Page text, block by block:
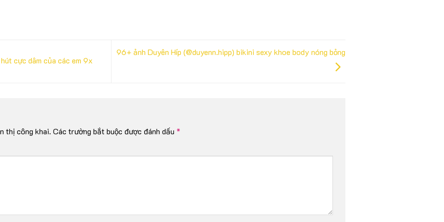
cực dâm của các em 9x
96+ ảnh Duyên Híp (@duyenn.hipp) bikini sexy khoe body nóng bỏng
thị công khai. Các trường bắt buộc được đánh dấu *